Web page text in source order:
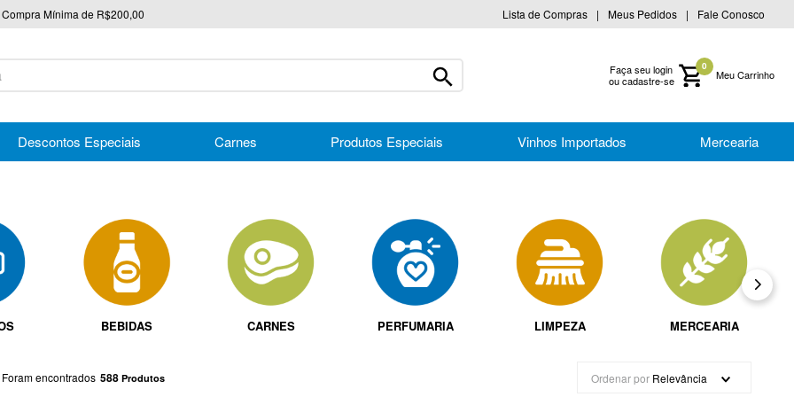
Compra Mínima de R$200,00 Lista de Compras Meus Pedidos Fale Conosco
Faça seu login
ou cadastre-se
0
Descontos Especiais Carnes Produtos Especiais Vinhos Importados Mercearia
BEBIDAS CARNES PERFUMARIA LIMPEZA MERCEARIA
588 Produtos Ordenar por Relevância